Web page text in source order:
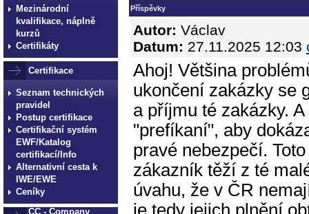
Mezinárodní
kvalifikace, náplně
kurzů
Certifikáty
Certifikace
Seznam technických
pravidel
Postup certifikace
Certifikační systém
EWF/Katalog
certifikací/Info
Alternativní cesta k
IWE/EWE
Ceníky
CC - Company
Příspěvky
Autor: Václav
Datum: 27.11.2025 12:03
Ahoj! Většina
ukončení zakázky se
a příjmu té zakázky.
"prefíkaní", aby
pravé nebezpečí.
zákazník těží z té
úvahu, že v ČR
je tedy jejich plnění